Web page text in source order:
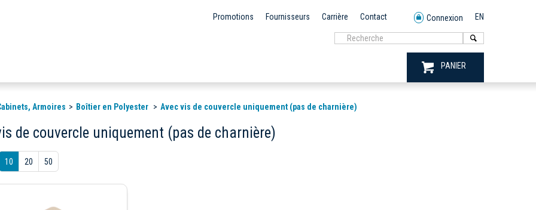
Promotions Fournisseurs Carrière Contact Connexion EN
PANIER
Armoires Boîtier en Polyester Avec vis de couvercle uniquement (pas de charnière)
de couvercle uniquement (pas de charnière)
10 20 50